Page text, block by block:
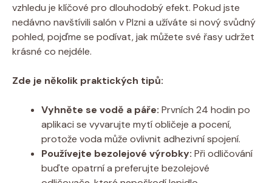
vzhledu je klíčové pro dlouhodobý efekt. Pokud jste
nedávno navštívili salón v Plzni a užíváte si nový svůdný
pohled, pojďme se podívat, jak můžete své řasy udržet
krásné co nejdéle.
Zde je několik praktických tipů:
Vyhněte se vodě a páře: Prvních 24 hodin po
aplikaci se vyvarujte mytí obličeje a pocení,
protože voda může ovlivnit adhezivní spojení.
Používejte bezolejové výrobky: Při odličování
buďte opatrní a preferujte bezolejové